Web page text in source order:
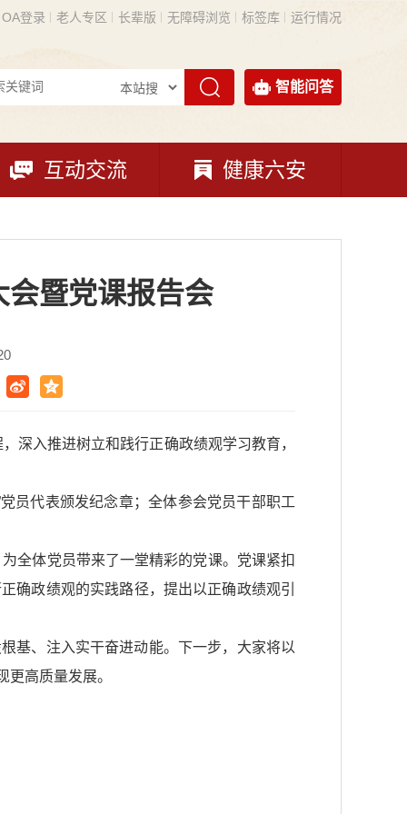
OA登录 老人专区 长辈版 无障碍浏览 标签库 运行情况
智能问答
互动交流 健康六安
暨党课报告会
深入推进树立和践行正确政绩观学习教育，
员代表颁发纪念章；全体参会党员干部职工
全体党员带来了一堂精彩的党课。党课紧扣
确政绩观的实践路径，提出以正确政绩观引
基、注入实干奋进动能。下一步，大家将以
高质量发展。